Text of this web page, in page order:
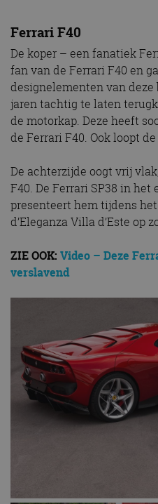
Ferrari F40
De koper – een fanatiek
fan van de Ferrari F40 en
designelementen van
jaren tachtig te laten
de motorkap. Deze heeft
de Ferrari F40. Ook loopt
De achterzijde oogt vrij
F40. De Ferrari SP38 in het
presenteert hem tijdens
d’Eleganza Villa d’Este op
ZIE OOK: Video – Deze
verslavend